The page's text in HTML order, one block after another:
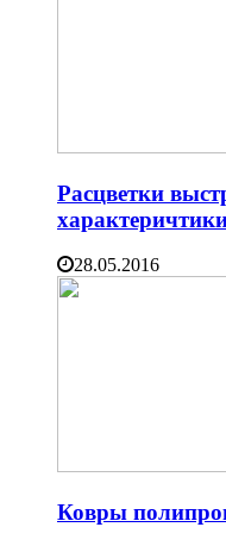
Расцветки
28.05.2016
Ковры